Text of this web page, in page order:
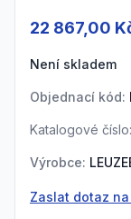
22 867,00
Není skladem
Objednací kód:
Katalogové číslo:
Výrobce:
Zaslat dotaz